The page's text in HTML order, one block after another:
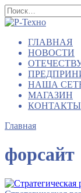
Перейти
к
Search
for:
ГЛАВНАЯ
НОВОСТИ
НАША
МАГАЗИН
КОНТАКТЫ
Главная
форсайт